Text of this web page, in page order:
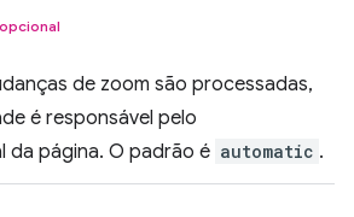
opcional
de zoom são processadas,
é responsável pelo
da página. O padrão é automatic .